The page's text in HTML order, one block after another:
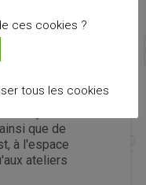
conviés
soit Mercredi
lieu à l'Institut
?
que de
à l'espace
ateliers
ces cookies ?
tous les cookies